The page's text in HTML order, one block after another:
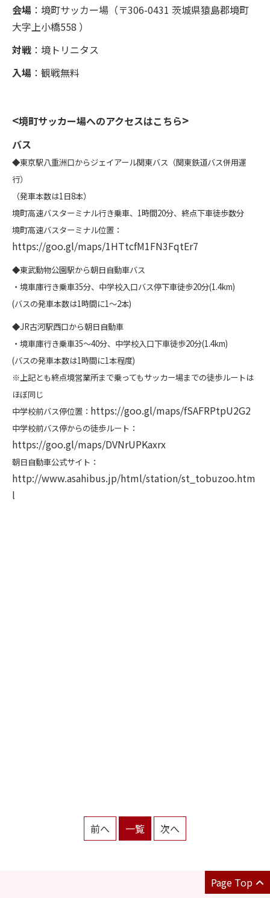
会場 ： 境町サッカー場（〒306-0431 茨城県猿島郡境町
大字上小橋558 ）
対戦 ：境トリニタス
入場 ：観戦無料
<境町サッカー場へのアクセスはこちら>
バス
◆東京駅八重洲口からジェイアール関東バス（関東鉄道バス併用運
行）
（発車本数は1日8本）
境町高速バスターミナル行き乗車、1時間20分、終点下車徒歩数分
境町高速バスターミナル位置：
https://goo.gl/maps/1HTtcfM1FN3FqtEr7
◆東武動物公園駅から朝日自動車バス
・境車庫行き乗車35分、中学校入口バス停下車徒歩20分(1.4km)
(バスの発車本数は1時間に1～2本)
◆JR古河駅西口から朝日自動車
・境車庫行き乗車35～40分、中学校入口下車徒歩20分(1.4km)
(バスの発車本数は1時間に1本程度)
※上記とも終点境営業所まで乗ってもサッカー場までの徒歩ルートは
ほぼ同じ
中学校前バス停位置： https://goo.gl/maps/fSAFRPtpU2G2
中学校前バス停からの徒歩ルート：
https://goo.gl/maps/DVNrUPKaxrx
朝日自動車公式サイト：
http://www.asahibus.jp/html/station/st_tobuzoo.htm
l
前へ 一覧 次へ
Page Top